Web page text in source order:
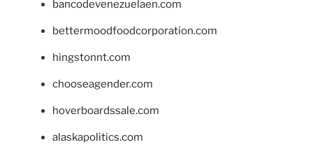
bancodevenezuelaen.com
bettermoodfoodcorporation.com
hingstonnt.com
chooseagender.com
hoverboardssale.com
alaskapolitics.com